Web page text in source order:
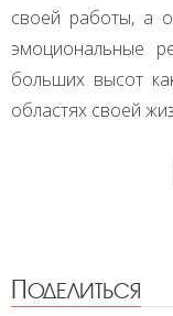
своей работы, а
эмоциональные
больших высот
областях своей
Поделиться